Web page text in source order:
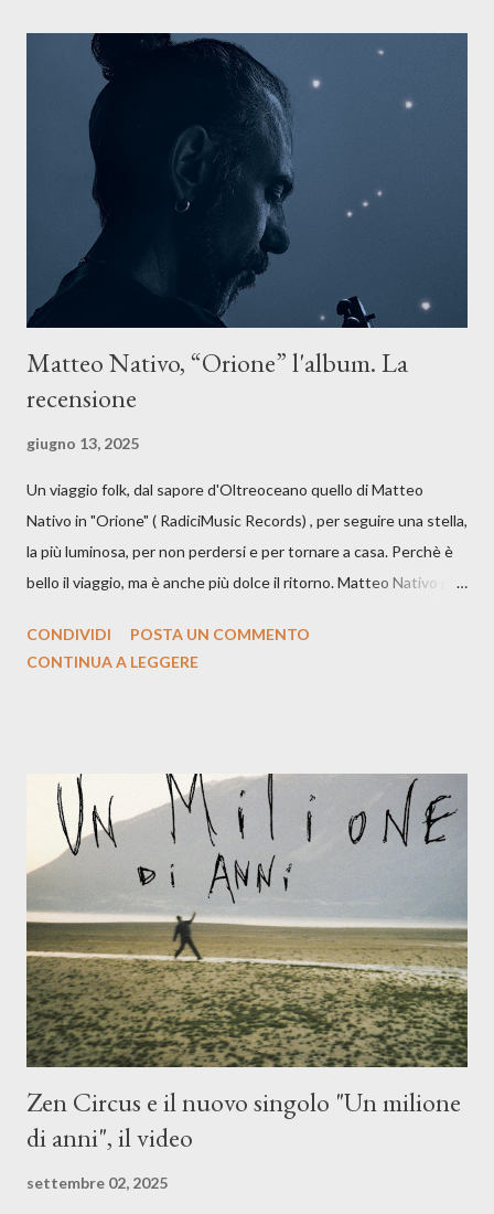
La canzone racconta la difficoltà di creare, e perfino di esistere,
sotto il peso della realtà. Ma lo fa cercando una via d’uscita, una
forma di assoluzione, nel vivere e nel suonare, nel trovare respiro
anche quando l’aria sembra farsi più densa. Il brano è anche una
dichiarazione d’intenti: Cico Messina apre il suo nuovo percorso
artistico con una composizi...
Matteo Nativo, “Orione” l'album. La
recensione
giugno 13, 2025
Un viaggio folk, dal sapore d'Oltreoceano quello di Matteo
Nativo in "Orione" ( RadiciMusic Records) , per seguire una stella,
la più luminosa, per non perdersi e per tornare a casa. Perchè è
bello il viaggio, ma è anche più dolce il ritorno. Matteo Nativo per
indubbiamente matura e consapevole oltre che con ottimi
Dicevamo. Ed è da qui che il nostro inizia questo concept
musicale, con " Che ora è" , raccontando la separazione dalla
moglie, del senso di sconfitta e del caldo afoso che opprime,
giusta condizione di sopraffazione: "Non so che ora è, che giorno
è, di questa estate che...". E' raro fare uscire come singolo una
cover, ma...
CONDIVIDI
POSTA UN COMMENTO
CONTINUA A LEGGERE
Zen Circus e il nuovo singolo "Un milione
di anni", il video
settembre 02, 2025